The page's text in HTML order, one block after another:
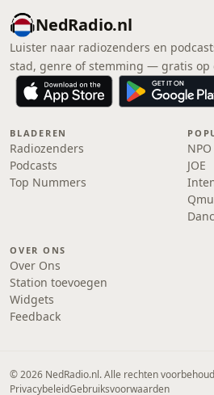
NedRadio.nl
Luister naar radiozenders en
stad, genre of stemming — gratis op
BLADEREN
Radiozenders
Podcasts
Top Nummers
JOE
OVER ONS
Over Ons
Station toevoegen
Widgets
Feedback
© 2026 NedRadio.nl. Alle rechten
PrivacybeleidGebruiksvoorwaarden